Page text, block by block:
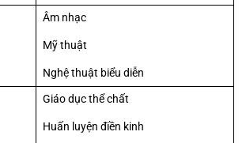
Âm nhạc
Mỹ thuật
Nghệ thuật biểu diễn
Giáo dục thể chất
Huấn luyện điền kinh